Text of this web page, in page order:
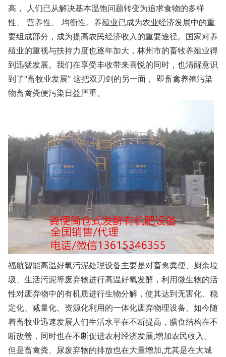
高， 人们已从解决基本温饱问题转变为追求食物的多样
性、 营养性、 均衡性。养殖业已成为农业经济发展中的重
要组成部分，成为提高农民经济收入的重要途径。国家对养
殖业的重视与扶持力度也逐年加大，林州市的畜牧养殖业得
到迅猛发展。我们在享受丰收带来喜悦的同时，也清醒意识
到了“畜牧业发展” 这把双刃剑的另一面， 即畜禽养殖污染
物畜禽粪便污染日益严重。
福航智能高温好氧污泥处理设备主要是对畜禽粪便、厨余垃
圾、生活污泥等废弃物进行高温好氧发酵，利用微生物的活
性对废弃物中的有机质进行生物分解，使其达到无害化、稳
定化、减量化、资源化利用的一体化废弃物理设备。如今随
着畜牧业迅速发展人们生活水平在不断提高，膳食结构在不
断改善，同时也在不断促进农村经济发展,增加农民收入。
但是畜禽粪、尿废弃物的排放也在大量增加,尤其是在大城